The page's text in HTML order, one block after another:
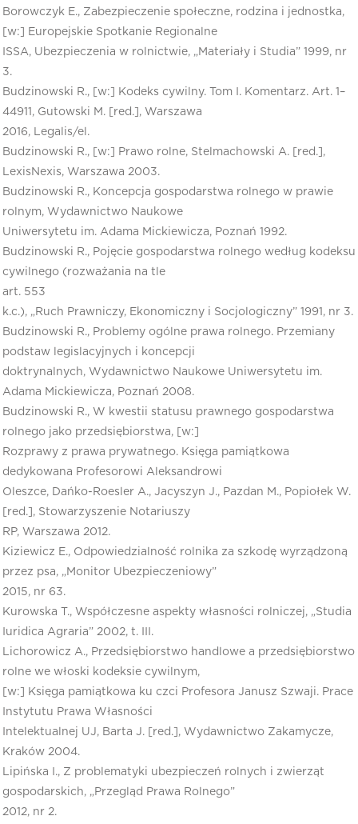
Borowczyk E., Zabezpieczenie społeczne, rodzina i jednostka,
[w:] Europejskie Spotkanie Regionalne
ISSA, Ubezpieczenia w rolnictwie, „Materiały i Studia” 1999, nr
3.
Budzinowski R., [w:] Kodeks cywilny. Tom I. Komentarz. Art. 1–
44911, Gutowski M. [red.], Warszawa
2016, Legalis/el.
Budzinowski R., [w:] Prawo rolne, Stelmachowski A. [red.],
LexisNexis, Warszawa 2003.
Budzinowski R., Koncepcja gospodarstwa rolnego w prawie
rolnym, Wydawnictwo Naukowe
Uniwersytetu im. Adama Mickiewicza, Poznań 1992.
Budzinowski R., Pojęcie gospodarstwa rolnego według kodeksu
cywilnego (rozważania na tle
art. 553
k.c.), „Ruch Prawniczy, Ekonomiczny i Socjologiczny” 1991, nr 3.
Budzinowski R., Problemy ogólne prawa rolnego. Przemiany
podstaw legislacyjnych i koncepcji
doktrynalnych, Wydawnictwo Naukowe Uniwersytetu im.
Adama Mickiewicza, Poznań 2008.
Budzinowski R., W kwestii statusu prawnego gospodarstwa
rolnego jako przedsiębiorstwa, [w:]
Rozprawy z prawa prywatnego. Księga pamiątkowa
dedykowana Profesorowi Aleksandrowi
Oleszce, Dańko-Roesler A., Jacyszyn J., Pazdan M., Popiołek W.
[red.], Stowarzyszenie Notariuszy
RP, Warszawa 2012.
Kiziewicz E., Odpowiedzialność rolnika za szkodę wyrządzoną
przez psa, „Monitor Ubezpieczeniowy”
2015, nr 63.
Kurowska T., Współczesne aspekty własności rolniczej, „Studia
Iuridica Agraria” 2002, t. III.
Lichorowicz A., Przedsiębiorstwo handlowe a przedsiębiorstwo
rolne we włoski kodeksie cywilnym,
[w:] Księga pamiątkowa ku czci Profesora Janusz Szwaji. Prace
Instytutu Prawa Własności
Intelektualnej UJ, Barta J. [red.], Wydawnictwo Zakamycze,
Kraków 2004.
Lipińska I., Z problematyki ubezpieczeń rolnych i zwierząt
gospodarskich, „Przegląd Prawa Rolnego”
2012, nr 2.